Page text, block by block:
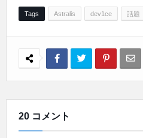
Tags Astralis dev1ce 話題
20 コメント